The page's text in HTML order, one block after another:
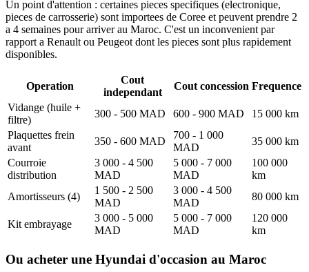
Un point d'attention : certaines pieces specifiques (electronique,
pieces de carrosserie) sont importees de Coree et peuvent prendre 2
a 4 semaines pour arriver au Maroc. C'est un inconvenient par
rapport a Renault ou Peugeot dont les pieces sont plus rapidement
disponibles.
Operation
Cout
independant
Cout concession Frequence
Vidange (huile +
filtre)
300 - 500 MAD 600 - 900 MAD
15 000 km
Plaquettes frein
avant
350 - 600 MAD
700 - 1 000
MAD
35 000 km
Courroie
distribution
3 000 - 4 500
MAD
5 000 - 7 000
MAD
100 000
km
Amortisseurs (4)
1 500 - 2 500
MAD
3 000 - 4 500
MAD
80 000 km
Kit embrayage
3 000 - 5 000
MAD
5 000 - 7 000
MAD
120 000
km
Ou acheter une Hyundai d'occasion au Maroc